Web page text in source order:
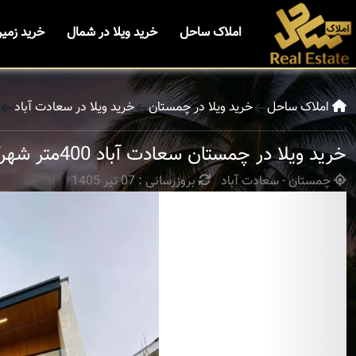
املاک ساحل خرید ویلا در شمال خرید
املاک ساحل خرید ویلا در چمستان خرید ویلا در سعادت آباد
خرید ویلا در چمستان سعادت آباد 400متر شهرکی مدرن
چمستان - سعادت آباد بروزرسانی : 07 تیر 1405